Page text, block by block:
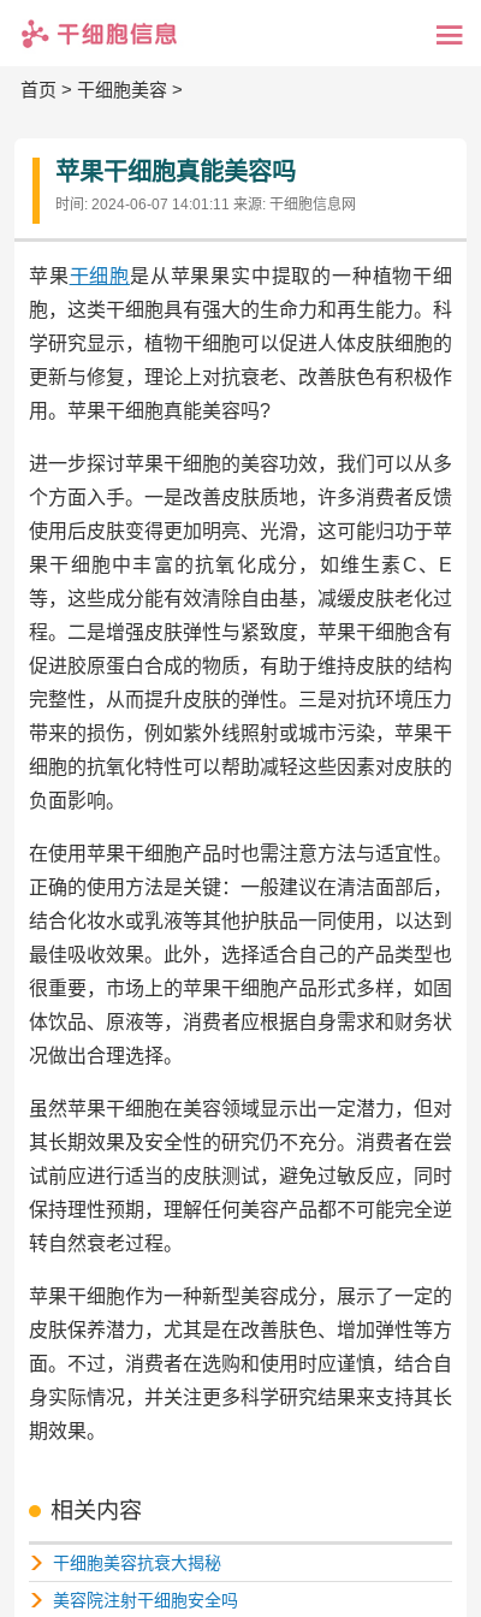
首页 > 干细胞美容 >
苹果干细胞真能美容吗
时间: 2024-06-07 14:01:11 来源: 干细胞信息网
苹果干细胞是从苹果果实中提取的一种植物干细
胞，这类干细胞具有强大的生命力和再生能力。科
学研究显示，植物干细胞可以促进人体皮肤细胞的
更新与修复，理论上对抗衰老、改善肤色有积极作
用。苹果干细胞真能美容吗?
进一步探讨苹果干细胞的美容功效，我们可以从多
个方面入手。一是改善皮肤质地，许多消费者反馈
使用后皮肤变得更加明亮、光滑，这可能归功于苹
果干细胞中丰富的抗氧化成分，如维生素C、E
等，这些成分能有效清除自由基，减缓皮肤老化过
程。二是增强皮肤弹性与紧致度，苹果干细胞含有
促进胶原蛋白合成的物质，有助于维持皮肤的结构
完整性，从而提升皮肤的弹性。三是对抗环境压力
带来的损伤，例如紫外线照射或城市污染，苹果干
细胞的抗氧化特性可以帮助减轻这些因素对皮肤的
负面影响。
在使用苹果干细胞产品时也需注意方法与适宜性。
正确的使用方法是关键：一般建议在清洁面部后，
结合化妆水或乳液等其他护肤品一同使用，以达到
最佳吸收效果。此外，选择适合自己的产品类型也
很重要，市场上的苹果干细胞产品形式多样，如固
体饮品、原液等，消费者应根据自身需求和财务状
况做出合理选择。
虽然苹果干细胞在美容领域显示出一定潜力，但对
其长期效果及安全性的研究仍不充分。消费者在尝
试前应进行适当的皮肤测试，避免过敏反应，同时
保持理性预期，理解任何美容产品都不可能完全逆
转自然衰老过程。
苹果干细胞作为一种新型美容成分，展示了一定的
皮肤保养潜力，尤其是在改善肤色、增加弹性等方
面。不过，消费者在选购和使用时应谨慎，结合自
身实际情况，并关注更多科学研究结果来支持其长
期效果。
相关内容
干细胞美容抗衰大揭秘
美容院注射干细胞安全吗